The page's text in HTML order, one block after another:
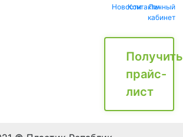
НовостиКонтактыЛичный
кабинет
Получить
прайс-
лист